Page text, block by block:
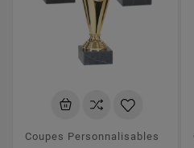
Coupes Personnalisables